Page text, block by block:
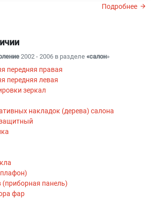
Подробнее
2002 - 2006 в разделе «салон»
передняя правая
передняя левая
зеркал
накладок (дерева) салона
панель)
фар